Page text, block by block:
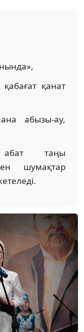
қанат
абызы-ау,
таңы
шумақтар